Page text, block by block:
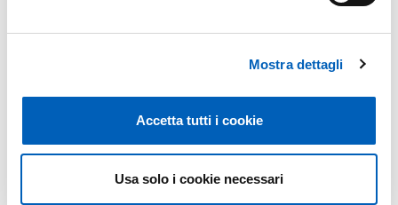
Mostra dettagli
Accetta tutti i cookie
Usa solo i cookie necessari